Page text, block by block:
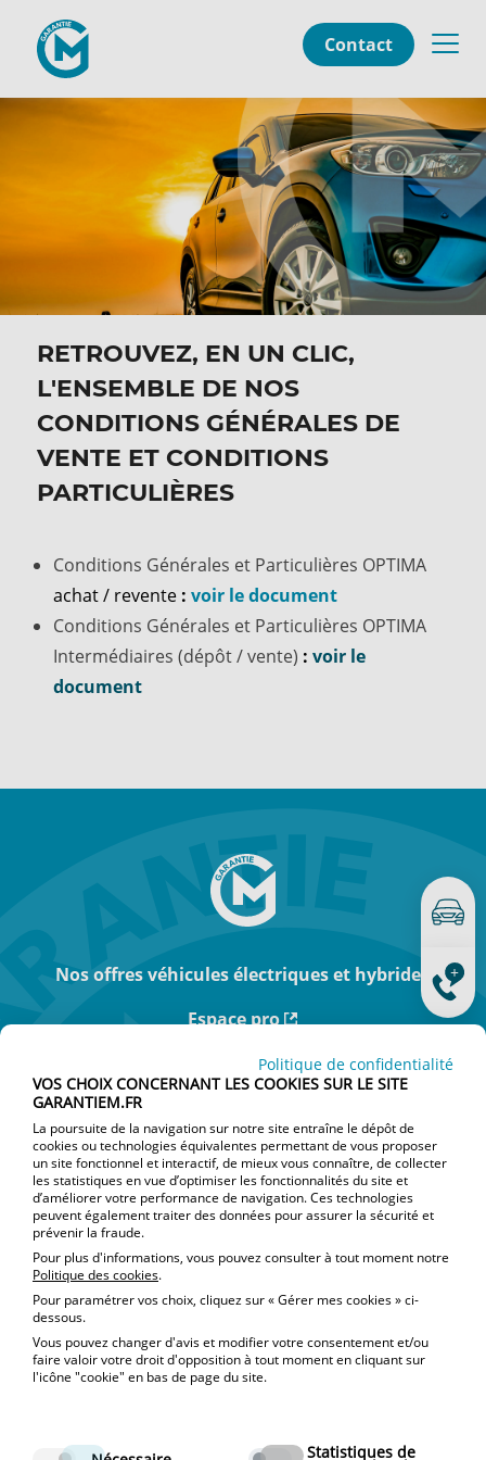
Contact
RETROUVEZ, EN UN CLIC,
L'ENSEMBLE DE NOS
CONDITIONS GÉNÉRALES DE
VENTE ET CONDITIONS
PARTICULIÈRES
Conditions Générales et Particulières OPTIMA
achat / revente : voir le document
Conditions Générales et Particulières OPTIMA
Intermédiaires (dépôt / vente) : voir le
document
Nos offres véhicules électriques et hybrides
Espace pro
Actualités
Je souhaite souscrire un nouveau contrat
Je veux résilier mon contrat
Contact
Politique de confidentialité
VOS CHOIX CONCERNANT LES COOKIES SUR LE SITE
GARANTIEM.FR
La poursuite de la navigation sur notre site entraîne le dépôt de
cookies ou technologies équivalentes permettant de vous proposer
un site fonctionnel et interactif, de mieux vous connaître, de collecter
les statistiques en vue d’optimiser les fonctionnalités du site et
d’améliorer votre performance de navigation. Ces technologies
peuvent également traiter des données pour assurer la sécurité et
prévenir la fraude.
Pour plus d'informations, vous pouvez consulter à tout moment notre
Politique des cookies.
Pour paramétrer vos choix, cliquez sur « Gérer mes cookies » ci-
dessous.
Vous pouvez changer d'avis et modifier votre consentement et/ou
faire valoir votre droit d'opposition à tout moment en cliquant sur
l'icône "cookie" en bas de page du site.
Statistiques de